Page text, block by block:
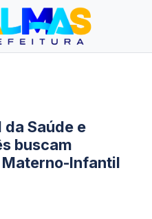
Saúde e
buscam
Infantil